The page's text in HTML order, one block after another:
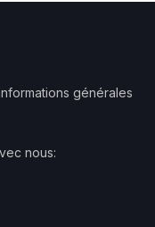
générales
nous: